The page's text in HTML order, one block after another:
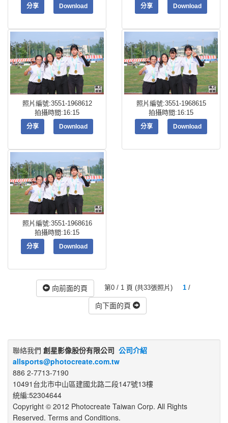
分享 Download 分享 Download
照片編號:3551-1968612
拍攝時間:16:15
分享 Download
照片編號:3551-1968615
拍攝時間:16:15
分享 Download
照片編號:3551-1968616
拍攝時間:16:15
分享 Download
向前面的頁 第0 / 1 頁 (共33張照片) 1 /
向下面的頁
聯絡我們 創星影像股份有限公司 公司介紹
allsports@photocreate.com.tw
886 2-7713-7190
10491台北市中山區建國北路二段147號13樓
統編:52304644
Copyright © 2012 Photocreate Taiwan Corp. All Rights
Reserved. Terms and Conditions.